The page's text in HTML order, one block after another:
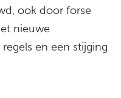
ook door forse
nieuwe
en een stijging